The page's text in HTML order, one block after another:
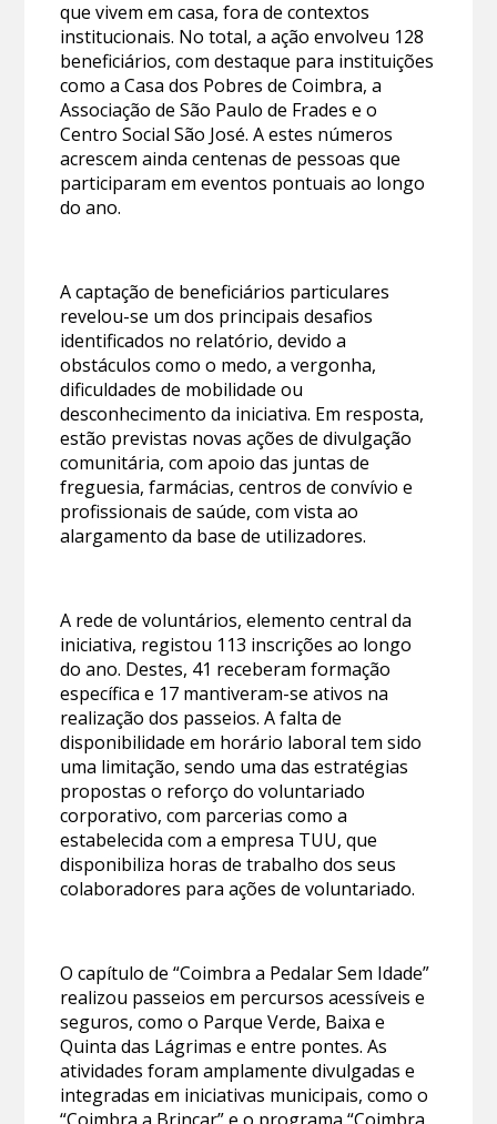
que vivem em casa, fora de contextos
institucionais. No total, a ação envolveu 128
beneficiários, com destaque para instituições
como a Casa dos Pobres de Coimbra, a
Associação de São Paulo de Frades e o
Centro Social São José. A estes números
acrescem ainda centenas de pessoas que
participaram em eventos pontuais ao longo
do ano.
A captação de beneficiários particulares
revelou-se um dos principais desafios
identificados no relatório, devido a
obstáculos como o medo, a vergonha,
dificuldades de mobilidade ou
desconhecimento da iniciativa. Em resposta,
estão previstas novas ações de divulgação
comunitária, com apoio das juntas de
freguesia, farmácias, centros de convívio e
profissionais de saúde, com vista ao
alargamento da base de utilizadores.
A rede de voluntários, elemento central da
iniciativa, registou 113 inscrições ao longo
do ano. Destes, 41 receberam formação
específica e 17 mantiveram-se ativos na
realização dos passeios. A falta de
disponibilidade em horário laboral tem sido
uma limitação, sendo uma das estratégias
propostas o reforço do voluntariado
corporativo, com parcerias como a
estabelecida com a empresa TUU, que
disponibiliza horas de trabalho dos seus
colaboradores para ações de voluntariado.
O capítulo de “Coimbra a Pedalar Sem Idade”
realizou passeios em percursos acessíveis e
seguros, como o Parque Verde, Baixa e
Quinta das Lágrimas e entre pontes. As
atividades foram amplamente divulgadas e
integradas em iniciativas municipais, como o